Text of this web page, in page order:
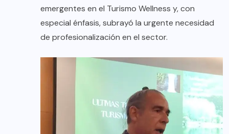
emergentes en el Turismo Wellness y, con
especial énfasis, subrayó la urgente necesidad
de profesionalización en el sector.